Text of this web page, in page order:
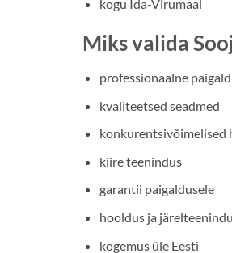
kogu Ida-Virumaal
Miks valida
professionaalne
kvaliteetsed seadmed
konkurentsivõimelised
kiire teenindus
garantii paigaldusele
hooldus ja
kogemus üle Eesti